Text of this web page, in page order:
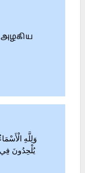
அழகிய
يُلْحِدُونَ